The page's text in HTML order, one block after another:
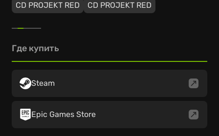
CD PROJEKT RED
CD PROJEKT RED
Где купить
Steam
Epic Games Store